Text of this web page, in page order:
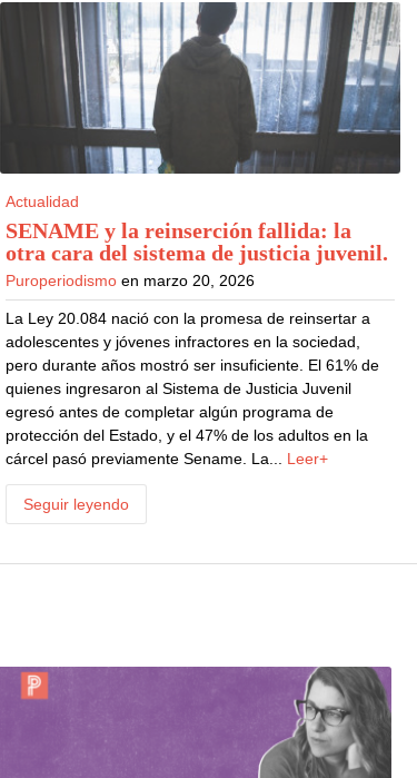
Actualidad
SENAME y la reinserción fallida: la
otra cara del sistema de justicia juvenil.
Puroperiodismo en marzo 20, 2026
La Ley 20.084 nació con la promesa de reinsertar a
adolescentes y jóvenes infractores en la sociedad,
pero durante años mostró ser insuficiente. El 61% de
quienes ingresaron al Sistema de Justicia Juvenil
egresó antes de completar algún programa de
protección del Estado, y el 47% de los adultos en la
cárcel pasó previamente Sename. La... Leer+
Seguir leyendo